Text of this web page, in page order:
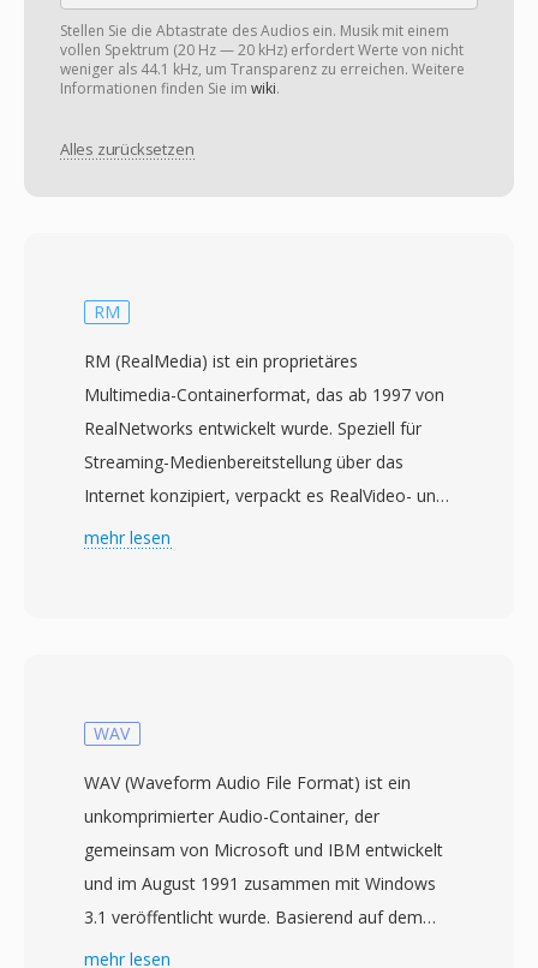
Stellen Sie die Abtastrate des Audios ein. Musik mit einem
vollen Spektrum (20 Hz — 20 kHz) erfordert Werte von nicht
weniger als 44.1 kHz, um Transparenz zu erreichen. Weitere
Informationen finden Sie im wiki.
Alles zurücksetzen
RM
RM (RealMedia) ist ein proprietäres
Multimedia-Containerformat, das ab 1997 von
RealNetworks entwickelt wurde. Speziell für
Streaming-Medienbereitstellung über das
Internet konzipiert, verpackt es RealVideo- und
RealAudio-Codecs in einen Container, der für
gehörte und RealNetworks das Konzept des
vorantrieb, noch bevor Breitband allgemein
verfügbar war. Das Format verwendet
konstante Bitratenkodierung und eine
proprietäre Containerstruktur mit Vorwärts-
mehr lesen
WAV
WAV (Waveform Audio File Format) ist ein
unkomprimierter Audio-Container, der
gemeinsam von Microsoft und IBM entwickelt
und im August 1991 zusammen mit Windows
3.1 veröffentlicht wurde. Basierend auf dem
Resource Interchange File Format (RIFF)
mehr lesen